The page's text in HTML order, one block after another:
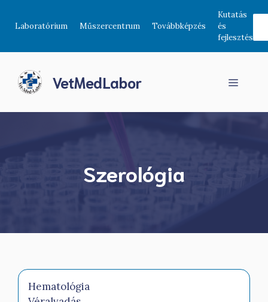
Laboratórium Műszercentrum Továbbképzés
Kutatás
és
fejlesztés
VetMedLabor Menü
Szerológia
Hematológia